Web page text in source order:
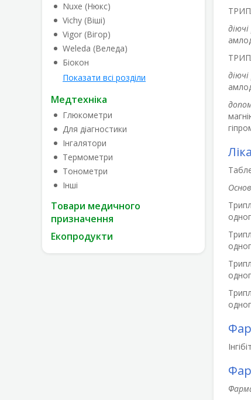
Nuxe (Нюкс)
Vichy (Віші)
Vigor (Вігор)
Weleda (Веледа)
Біокон
Показати всі розділи
Медтехніка
Глюкометри
Для діагностики
Інгалятори
Термометри
Тонометри
Інші
Товари медичного
призначення
Екопродукти